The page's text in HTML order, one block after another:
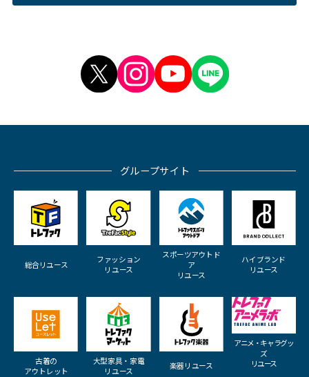
グループサイト
総合リユース
ファッション
リユース
スポーツアウトド
ア
リユース
ハイブランド
リユース
古着の
アウトレット
大型家具・家電
リユース
楽器リユース
アニメ・キャラグッ
ズ
リユース